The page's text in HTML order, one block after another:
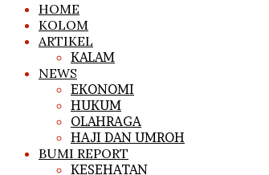
HOME
KOLOM
ARTIKEL
KALAM
NEWS
EKONOMI
HUKUM
OLAHRAGA
HAJI DAN UMROH
BUMI REPORT
KESEHATAN